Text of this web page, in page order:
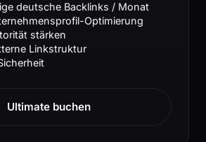
deutsche Backlinks / Monat
Optimierung
stärken
Linkstruktur
Ultimate buchen